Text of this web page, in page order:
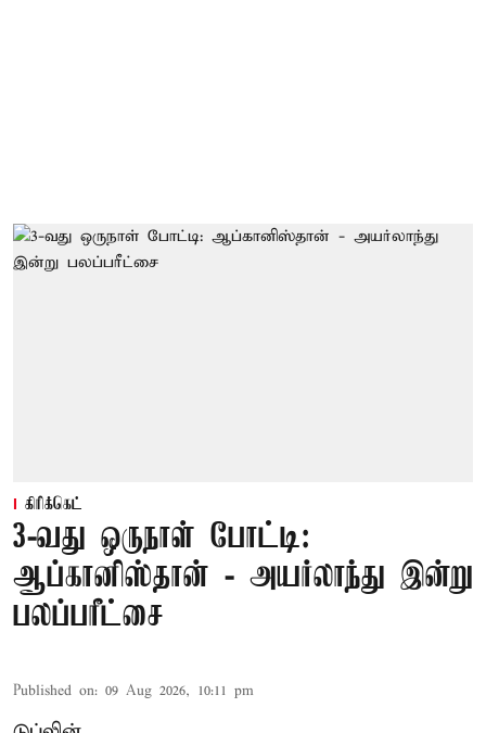
கிரிக்கெட்
3-வது ஒருநாள் போட்டி:
ஆப்கானிஸ்தான் - அயர்லாந்து இன்று
பலப்பரீட்சை
Published on: 09 Aug 2026, 10:11 pm